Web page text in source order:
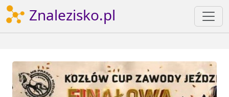
Znalezisko.pl